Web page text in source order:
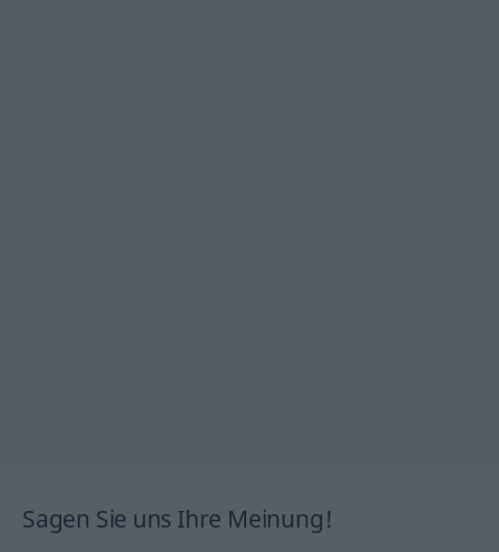
Sagen Sie uns Ihre Meinung!